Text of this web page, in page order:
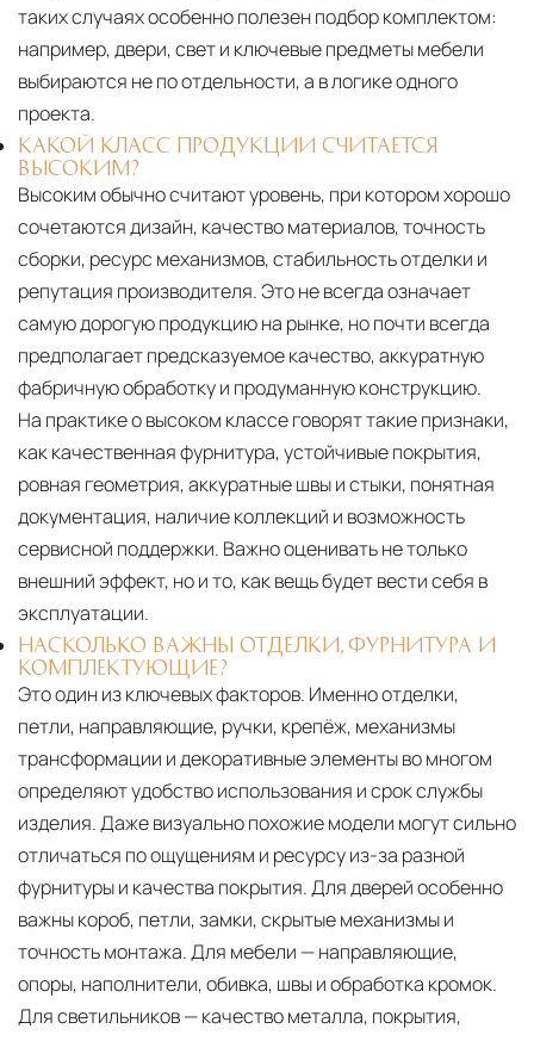
таких случаях особенно полезен подбор комплектом:
например, двери, свет и ключевые предметы мебели
выбираются не по отдельности, а в логике одного
проекта.
КАКОЙ КЛАСС ПРОДУКЦИИ СЧИТАЕТСЯ
ВЫСОКИМ?
Высоким обычно считают уровень, при котором хорошо
сочетаются дизайн, качество материалов, точность
сборки, ресурс механизмов, стабильность отделки и
репутация производителя. Это не всегда означает
самую дорогую продукцию на рынке, но почти всегда
предполагает предсказуемое качество, аккуратную
фабричную обработку и продуманную конструкцию.
На практике о высоком классе говорят такие признаки,
как качественная фурнитура, устойчивые покрытия,
ровная геометрия, аккуратные швы и стыки, понятная
документация, наличие коллекций и возможность
сервисной поддержки. Важно оценивать не только
внешний эффект, но и то, как вещь будет вести себя в
эксплуатации.
НАСКОЛЬКО ВАЖНЫ ОТДЕЛКИ, ФУРНИТУРА И
КОМПЛЕКТУЮЩИЕ?
Это один из ключевых факторов. Именно отделки,
петли, направляющие, ручки, крепёж, механизмы
трансформации и декоративные элементы во многом
определяют удобство использования и срок службы
изделия. Даже визуально похожие модели могут сильно
отличаться по ощущениям и ресурсу из-за разной
фурнитуры и качества покрытия. Для дверей особенно
важны короб, петли, замки, скрытые механизмы и
точность монтажа. Для мебели — направляющие,
опоры, наполнители, обивка, швы и обработка кромок.
Для светильников — качество металла, покрытия,